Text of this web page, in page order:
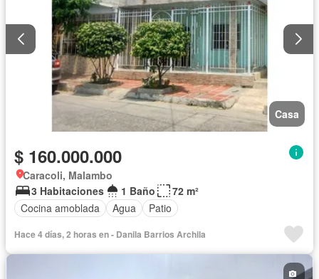
Casa
$ 160.000.000
Caracoli, Malambo
3 Habitaciones
1 Baño
72 m²
Cocina amoblada
Agua Patio
Hace 4 días, 2 horas en - Danila Barrios Archila